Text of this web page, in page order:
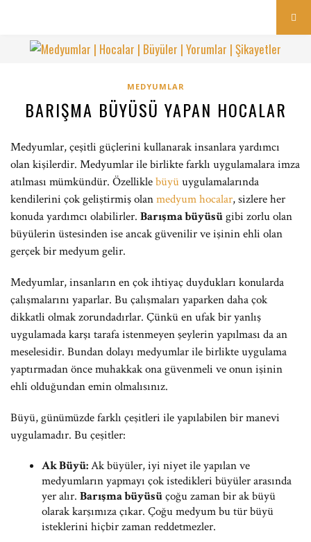
MEDYUMLAR
BARIŞMA BÜYÜSÜ YAPAN HOCALAR
Medyumlar, çeşitli güçlerini kullanarak insanlara yardımcı
olan kişilerdir. Medyumlar ile birlikte farklı uygulamalara imza
atılması mümkündür. Özelliklebüyüuygulamalarında
kendilerini çok geliştirmiş olanmedyum hocalar, sizlere her
konuda yardımcı olabilirler. Barışma büyüsügibi zorlu olan
büyülerin üstesinden ise ancak güvenilir ve işinin ehli olan
gerçek bir medyum gelir.
Medyumlar, insanların en çok ihtiyaç duydukları konularda
çalışmalarını yaparlar. Bu çalışmaları yaparken daha çok
dikkatli olmak zorundadırlar. Çünkü en ufak bir yanlış
uygulamada karşı tarafa istenmeyen şeylerin yapılması da an
meselesidir. Bundan dolayı medyumlar ile birlikte uygulama
yaptırmadan önce muhakkak ona güvenmeli ve onun işinin
ehli olduğundan emin olmalısınız.
Büyü, günümüzde farklı çeşitleri ile yapılabilen bir manevi
uygulamadır. Bu çeşitler:
Ak Büyü:Ak büyüler, iyi niyet ile yapılan ve
medyumların yapmayı çok istedikleri büyüler arasında
yer alır. Barışma büyüsüçoğu zaman bir ak büyü
olarak karşımıza çıkar. Çoğu medyum bu tür büyü
isteklerini hiçbir zaman reddetmezler.